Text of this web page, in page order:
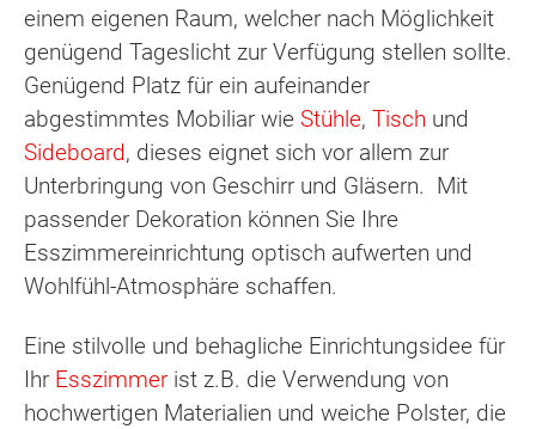
einem eigenen Raum, welcher nach Möglichkeit
genügend Tageslicht zur Verfügung stellen sollte.
Genügend Platz für ein aufeinander
abgestimmtes Mobiliar wie Stühle, Tisch und
Sideboard, dieses eignet sich vor allem zur
Unterbringung von Geschirr und Gläsern. Mit
passender Dekoration können Sie Ihre
Esszimmereinrichtung optisch aufwerten und
Wohlfühl-Atmosphäre schaffen.
Eine stilvolle und behagliche Einrichtungsidee für
Ihr Esszimmer ist z.B. die Verwendung von
hochwertigen Materialien und weiche Polster, die